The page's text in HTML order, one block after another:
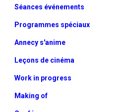
Séances événements
Programmes spéciaux
Annecy s'anime
Leçons de cinéma
Work in progress
Making of